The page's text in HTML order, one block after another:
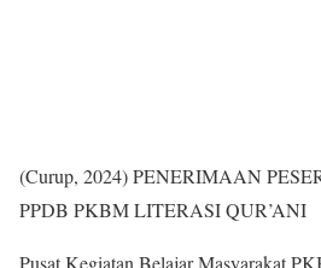
(Curup, 2024) PENERIMAAN
PPDB PKBM LITERASI QUR’ANI
Pusat Kegiatan Belajar Masyarakat